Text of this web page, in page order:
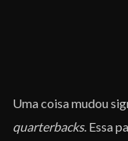
Uma coisa mudou
quarterbacks. Essa